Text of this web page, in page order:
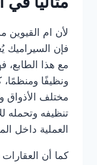
لأن ام القيوين
فإن السيراميك
مع هذا الطابع،
ونظيفًا
مختلف الأذواق
تنظيفه وتحمله
العملية داخل
كما أن